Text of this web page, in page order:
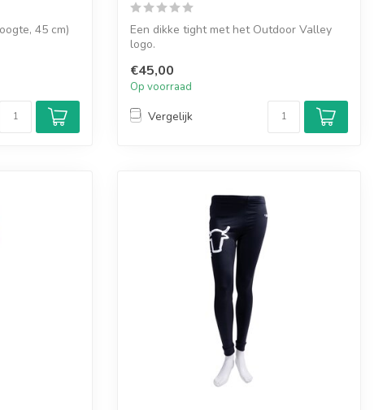
45 cm)
Een dikke tight met het Outdoor Valley
logo.
€45,00
Op voorraad
Vergelijk